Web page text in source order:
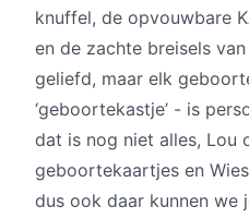
knuffel, de opvouwbare
en de zachte breisels
geliefd, maar elk
‘geboortekastje’ - is
dat is nog niet alles, Lou
geboortekaartjes en
dus ook daar kunnen we